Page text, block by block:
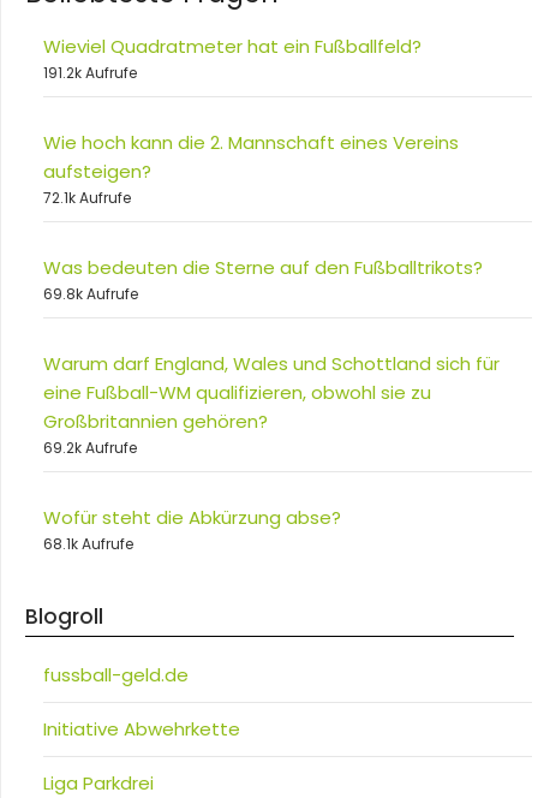
Wieviel Quadratmeter hat ein Fußballfeld?
191.2k Aufrufe
Wie hoch kann die 2. Mannschaft eines Vereins
aufsteigen?
72.1k Aufrufe
Was bedeuten die Sterne auf den Fußballtrikots?
69.8k Aufrufe
Warum darf England, Wales und Schottland sich für
eine Fußball-WM qualifizieren, obwohl sie zu
Großbritannien gehören?
69.2k Aufrufe
Wofür steht die Abkürzung abse?
68.1k Aufrufe
Blogroll
fussball-geld.de
Initiative Abwehrkette
Liga Parkdrei